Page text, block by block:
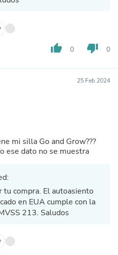
thumb_up 0 thumb_down 0
25 Feb 2024
mi silla Go and Grow???
ese dato no se muestra
tu compra. El autoasiento
en EUA cumple con la
213. Saludos